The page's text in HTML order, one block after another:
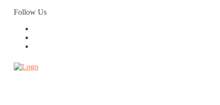
Skip
Follow Us